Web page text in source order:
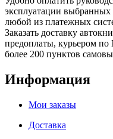
эксплуатации
любой из платежных
Заказать доставку
предоплаты, курьером
более 200 пунктов
Информация
Мои заказы
Доставка